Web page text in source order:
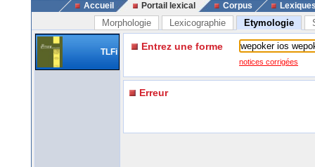
Accueil Portail lexical Corpus
Morphologie Lexicographie Etymologie
TLFi Entrez une forme
notices corrigées
Erreur